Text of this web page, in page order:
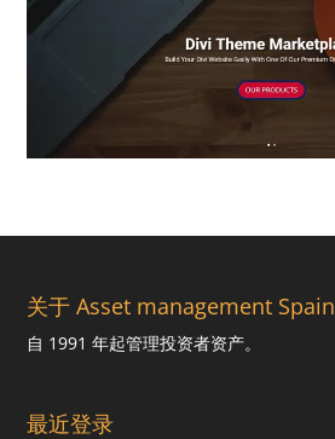
关于 Asset management Spain
自 1991 年起管理投资者资产。
最近登录